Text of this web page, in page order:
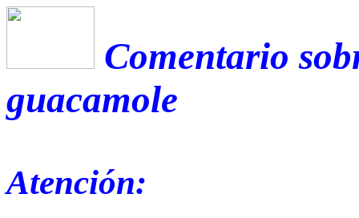
Comentario
guacamole
Atención: